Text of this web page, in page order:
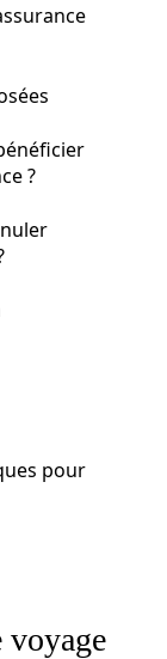
?
pour
voyage